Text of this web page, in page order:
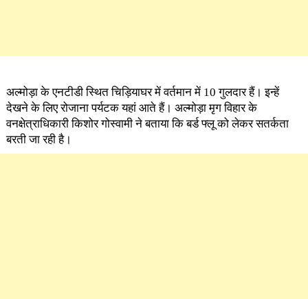
अल्मोड़ा के एनटीडी स्थित चिड़ियाघर में वर्तमान में 10 गुलदार हैं। इन्हें
देखने के लिए रोजाना पर्यटक यहां आते हैं। अल्मोड़ा मृग विहार के
वनक्षेत्राधिकारी किशोर गोस्वामी ने बताया कि बर्ड फ्लू को लेकर सतर्कता
बरती जा रही है।